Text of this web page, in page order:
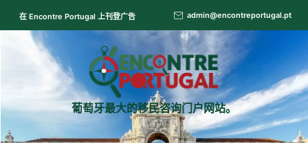
在 Encontre Portugal 上刊登广告 admin@encontreportugal.pt
葡萄牙最大的移民咨询门户网站。